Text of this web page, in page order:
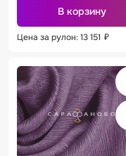
В корзину
Цена за рулон: 13 151 ₽